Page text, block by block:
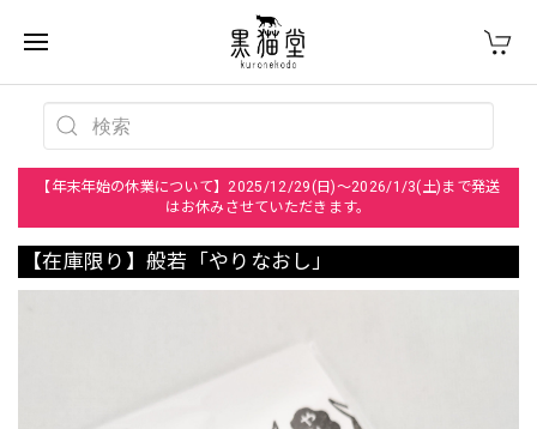
【年末年始の休業について】2025/12/29(日)～2026/1/3(土)まで発送
はお休みさせていただきます。
【在庫限り】般若「やりなおし」